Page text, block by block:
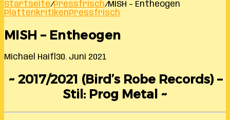
Startseite/Pressfrisch/MISH – Entheogen
PlattenkritikenPressfrisch
MISH – Entheogen
Michael Haifl 30. Juni 2021
~ 2017/2021 (Bird’s Robe Records) –
Stil: Prog Metal ~